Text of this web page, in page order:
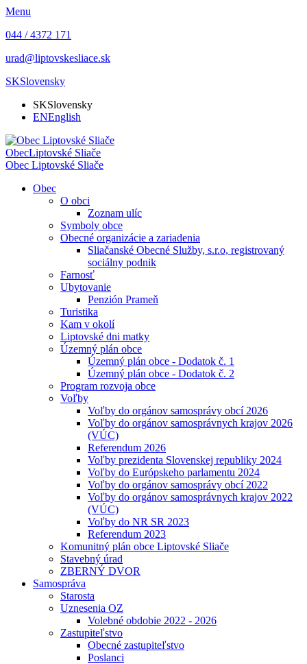
Menu
044 / 4372 171
urad@liptovskesliace.sk
SKSlovensky
SKSlovensky
ENEnglish
ObecLiptovské Sliače
Obec Liptovské Sliače
Obec
O obci
Zoznam ulíc
Symboly obce
Obecné organizácie a zariadenia
Sliačanské Obecné Služby, s.r.o, registrovaný
sociálny podnik
Farnosť
Ubytovanie
Penzión Prameň
Turistika
Kam v okolí
Liptovské dni matky
Územný plán obce
Územný plán obce - Dodatok č. 1
Územný plán obce - Dodatok č. 2
Program rozvoja obce
Voľby
Voľby do orgánov samosprávy obcí 2026
Voľby do orgánov samosprávnych krajov 2026
(VÚC)
Referendum 2026
Voľby prezidenta Slovenskej republiky 2024
Voľby do Európskeho parlamentu 2024
Voľby do orgánov samosprávy obcí 2022
Voľby do orgánov samosprávnych krajov 2022
(VÚC)
Voľby do NR SR 2023
Referendum 2023
Komunitný plán obce Liptovské Sliače
Stavebný úrad
ZBERNÝ DVOR
Samospráva
Starosta
Uznesenia OZ
Volebné obdobie 2022 - 2026
Zastupiteľstvo
Obecné zastupiteľstvo
Poslanci